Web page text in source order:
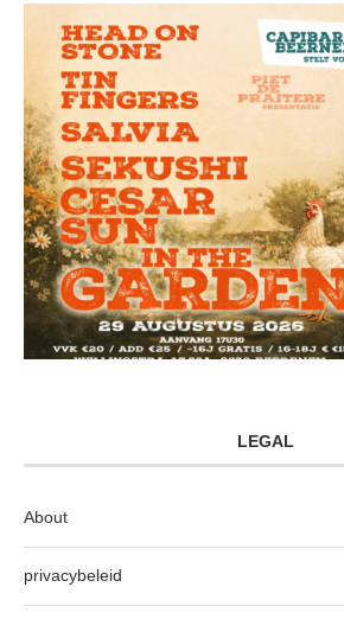
LEGAL
About
privacybeleid